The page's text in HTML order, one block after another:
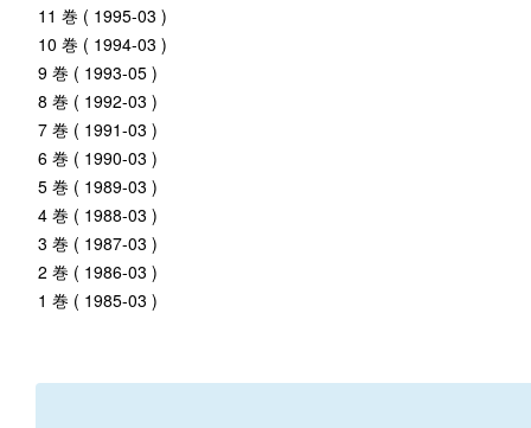
11 巻 ( 1995-03 )
10 巻 ( 1994-03 )
9 巻 ( 1993-05 )
8 巻 ( 1992-03 )
7 巻 ( 1991-03 )
6 巻 ( 1990-03 )
5 巻 ( 1989-03 )
4 巻 ( 1988-03 )
3 巻 ( 1987-03 )
2 巻 ( 1986-03 )
1 巻 ( 1985-03 )